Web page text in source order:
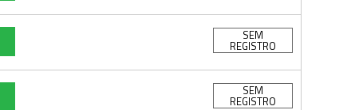
SEM
REGISTRO
SEM
REGISTRO